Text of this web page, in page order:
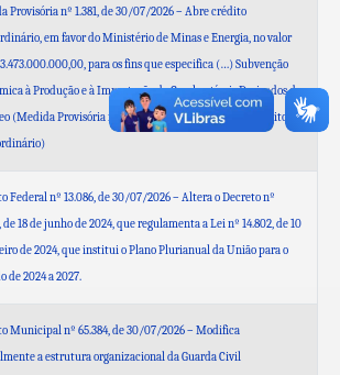
Provisória nº 1.381, de 30/07/2026 – Abre crédito
em favor do Ministério de Minas e Energia, no valor
para os fins que especifica (…) Subvenção
à Produção e à Importação de Combustíveis Derivados de
(Medida Provisória nº 1.358 de 2026) – Nacional (Crédito
Federal nº 13.086, de 30/07/2026 – Altera o Decreto nº
de 18 de junho de 2024, que regulamenta a Lei nº 14.802, de 10
de 2024, que institui o Plano Plurianual da União para o
de 2024 a 2027.
Municipal nº 65.384, de 30/07/2026 – Modifica
a estrutura organizacional da Guarda Civil